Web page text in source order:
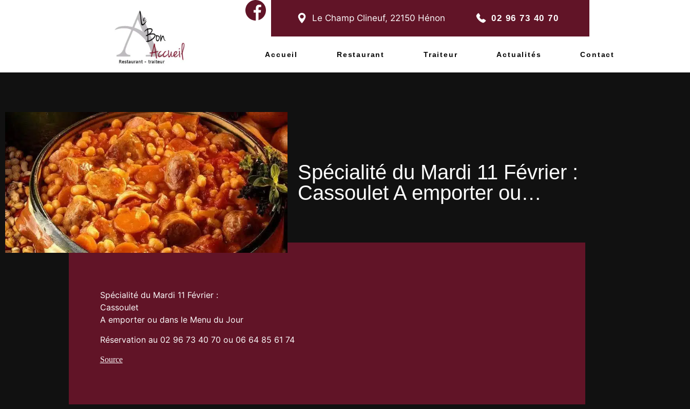
Le Champ Clineuf, 22150 Hénon 02 96 73 40 70
Accueil Restaurant Traiteur Actualités Contact
Spécialité du Mardi 11 Février :
Cassoulet A emporter ou…
Spécialité du Mardi 11 Février :
Cassoulet
A emporter ou dans le Menu du Jour
Réservation au 02 96 73 40 70 ou 06 64 85 61 74
Source